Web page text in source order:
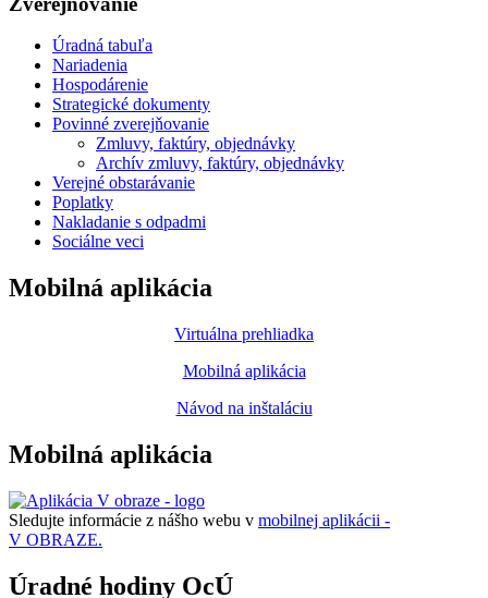
Úradná tabuľa
Nariadenia
Hospodárenie
Strategické dokumenty
Povinné zverejňovanie
Zmluvy, faktúry, objednávky
Archív zmluvy, faktúry, objednávky
Verejné obstarávanie
Poplatky
Nakladanie s odpadmi
Sociálne veci
Mobilná aplikácia
Virtuálna prehliadka
Mobilná aplikácia
Návod na inštaláciu
Mobilná aplikácia
Sledujte informácie z nášho webu v mobilnej aplikácii -
V OBRAZE.
Úradné hodiny OcÚ